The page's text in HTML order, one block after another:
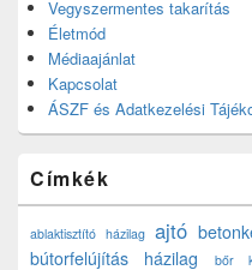
Vegyszermentes takarítás
Életmód
Médiaajánlat
Kapcsolat
ÁSZF és Adatkezelési
Címkék
ablaktisztító házilag ajtó
bútorfelújítás házilag bőr